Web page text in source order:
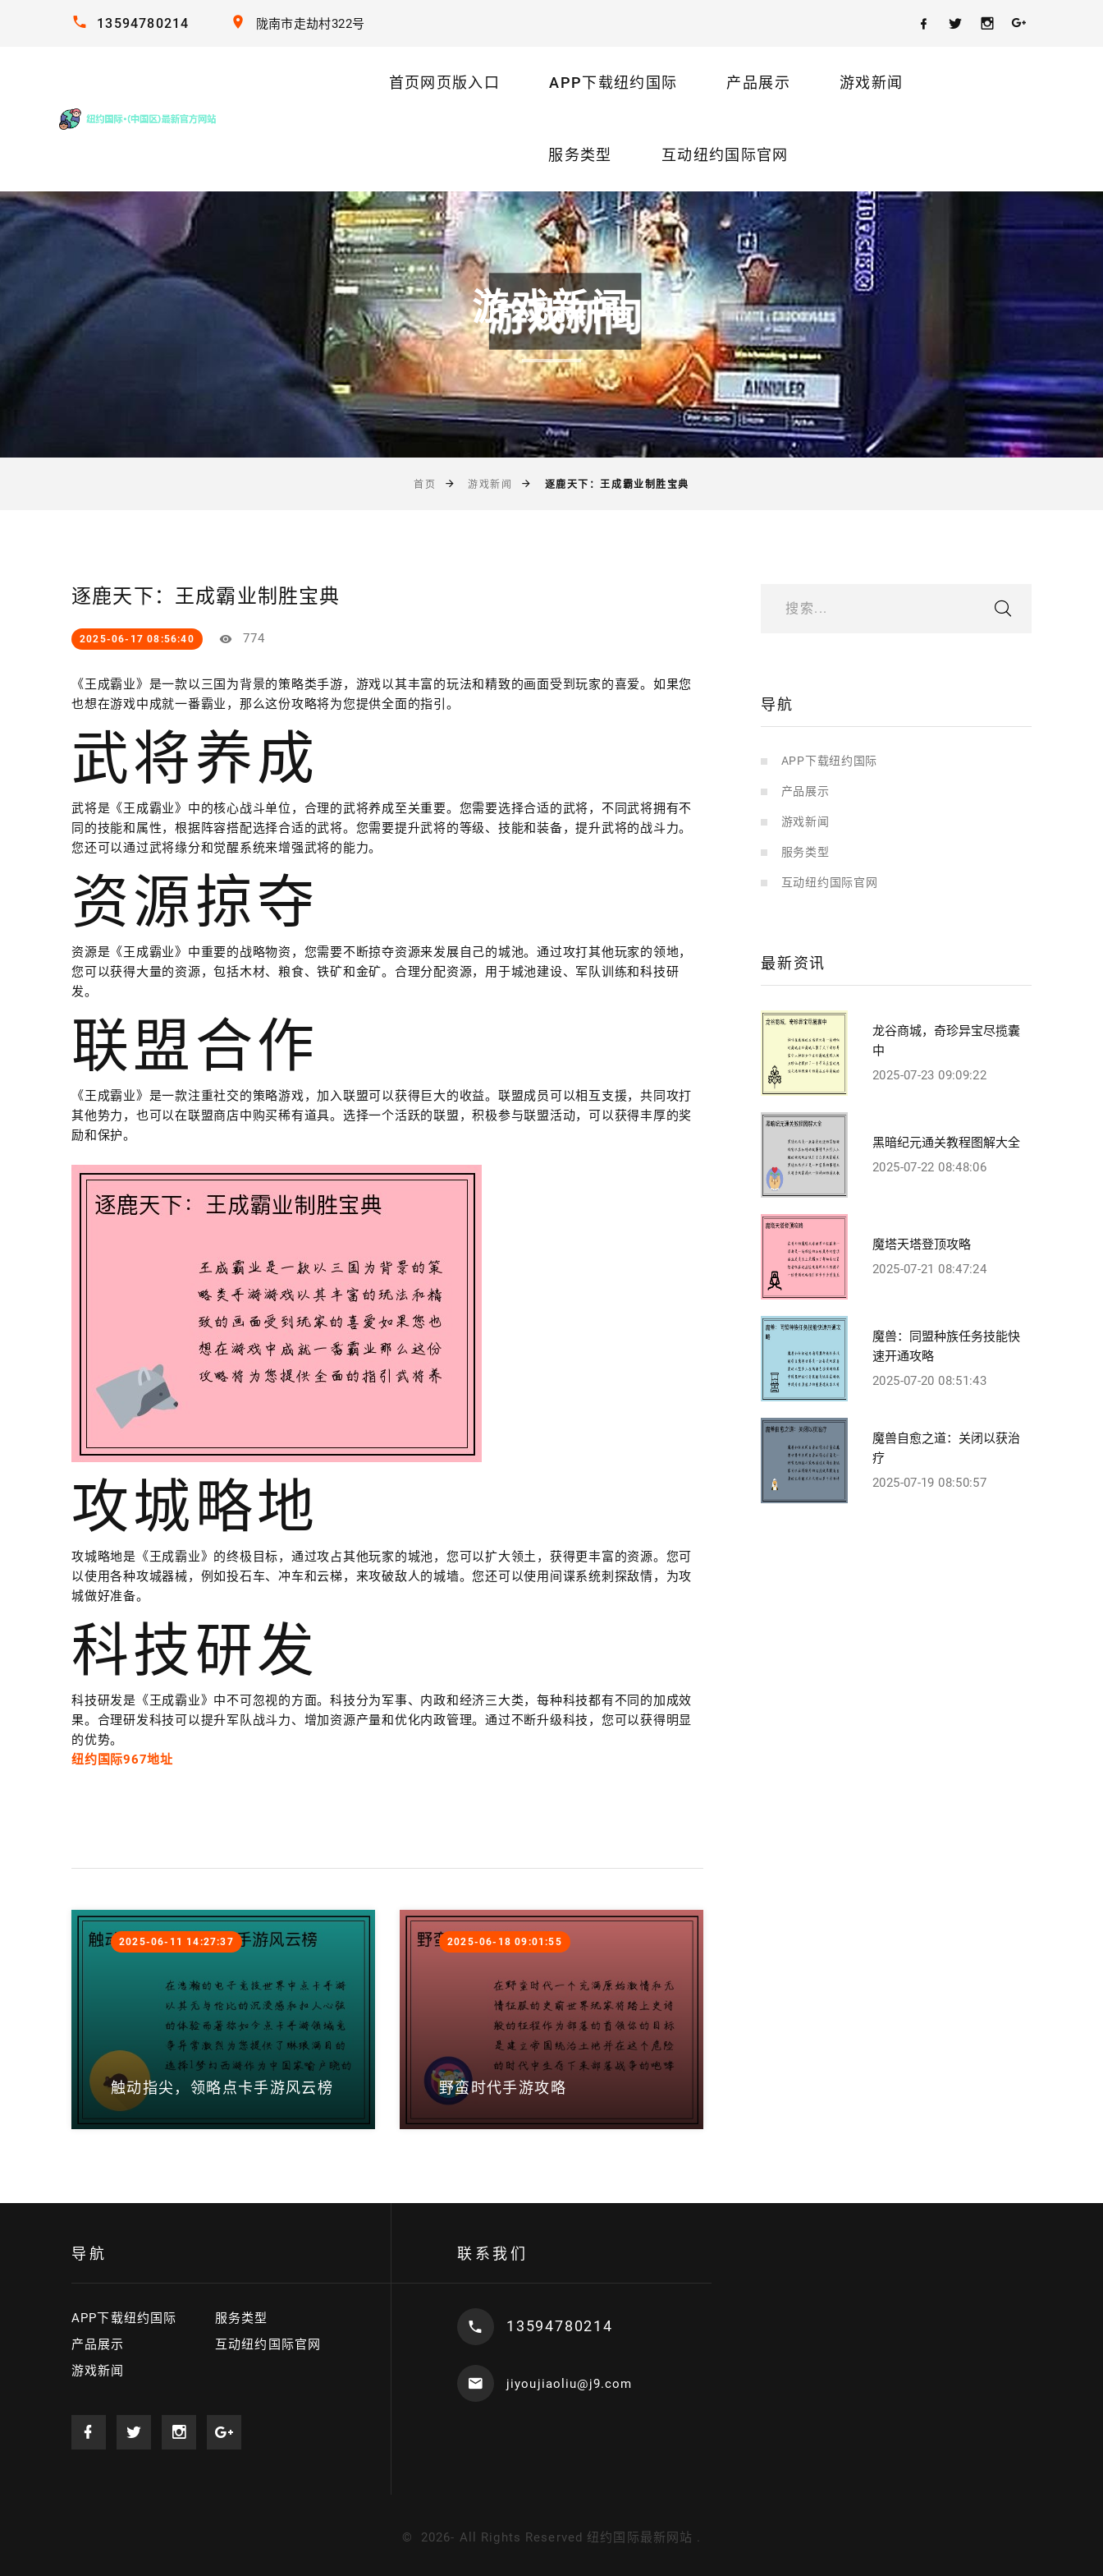
13594780214 陇南市走劫村322号
首页网页版入口 APP下载纽约国际 产品展示 游戏新闻
服务类型 互动纽约国际官网
游戏新闻
首页 游戏新闻 逐鹿天下：王成霸业制胜宝典
逐鹿天下：王成霸业制胜宝典
2025-06-17 08:56:40 774
《王成霸业》是一款以三国为背景的策略类手游，游戏以其丰富的玩法和精致的画面受到玩家的喜爱。如果您
也想在游戏中成就一番霸业，那么这份攻略将为您提供全面的指引。
武将养成
武将是《王成霸业》中的核心战斗单位，合理的武将养成至关重要。您需要选择合适的武将，不同武将拥有不
同的技能和属性，根据阵容搭配选择合适的武将。您需要提升武将的等级、技能和装备，提升武将的战斗力。
您还可以通过武将缘分和觉醒系统来增强武将的能力。
资源掠夺
资源是《王成霸业》中重要的战略物资，您需要不断掠夺资源来发展自己的城池。通过攻打其他玩家的领地，
您可以获得大量的资源，包括木材、粮食、铁矿和金矿。合理分配资源，用于城池建设、军队训练和科技研
发。
联盟合作
《王成霸业》是一款注重社交的策略游戏，加入联盟可以获得巨大的收益。联盟成员可以相互支援，共同攻打
其他势力，也可以在联盟商店中购买稀有道具。选择一个活跃的联盟，积极参与联盟活动，可以获得丰厚的奖
励和保护。
攻城略地
攻城略地是《王成霸业》的终极目标，通过攻占其他玩家的城池，您可以扩大领土，获得更丰富的资源。您可
以使用各种攻城器械，例如投石车、冲车和云梯，来攻破敌人的城墙。您还可以使用间谍系统刺探敌情，为攻
城做好准备。
科技研发
科技研发是《王成霸业》中不可忽视的方面。科技分为军事、内政和经济三大类，每种科技都有不同的加成效
果。合理研发科技可以提升军队战斗力、增加资源产量和优化内政管理。通过不断升级科技，您可以获得明显
的优势。
纽约国际967地址
触动指尖，领略点卡手游风云榜
2025-06-11 14:27:37
野蛮时代手游攻略
2025-06-18 09:01:55
搜索...
导航
APP下载纽约国际
产品展示
游戏新闻
服务类型
互动纽约国际官网
最新资讯
龙谷商城，奇珍异宝尽揽囊
中
2025-07-23 09:09:22
黑暗纪元通关教程图解大全
2025-07-22 08:48:06
魔塔天塔登顶攻略
2025-07-21 08:47:24
魔兽：同盟种族任务技能快
速开通攻略
2025-07-20 08:51:43
魔兽自愈之道：关闭以获治
疗
2025-07-19 08:50:57
导航
APP下载纽约国际
产品展示
游戏新闻
服务类型
互动纽约国际官网
联系我们
13594780214
jiyoujiaoliu@j9.com
© 2026- All Rights Reserved 纽约国际最新网站 .